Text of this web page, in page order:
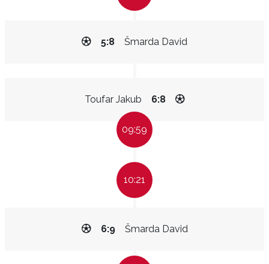
Šmarda David
5:8
Toufar Jakub 6:8
09:59
10:21
Šmarda David
6:9